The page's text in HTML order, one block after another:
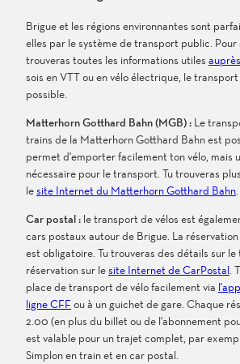
Brigue et les régions environnantes sont
elles par le système de transport public.
trouveras toutes les informations utiles
sois en VTT ou en vélo électrique, le
possible.
Matterhorn Gotthard Bahn (MGB) : Le
trains de la Matterhorn Gotthard Bahn est
permet d'emporter facilement ton vélo, mais
nécessaire pour le transport. Tu trouveras
lesite Internet du Matterhorn Gotthard Bahn.
Car postal : le transport de vélos est
cars postaux autour de Brigue. La
est obligatoire. Tu trouveras des détails sur
réservation sur lesite Internet de CarPostal.
place de transport de vélo facilement via
ligne CFF ou à un guichet de gare. Chaque
2.00 (en plus du billet ou de l'abonnement
est valable pour un trajet complet, par
Simplon en train et en car postal.